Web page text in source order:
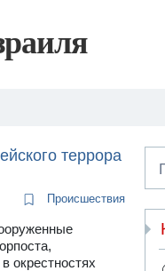
террора
Происшествия
окрестностях